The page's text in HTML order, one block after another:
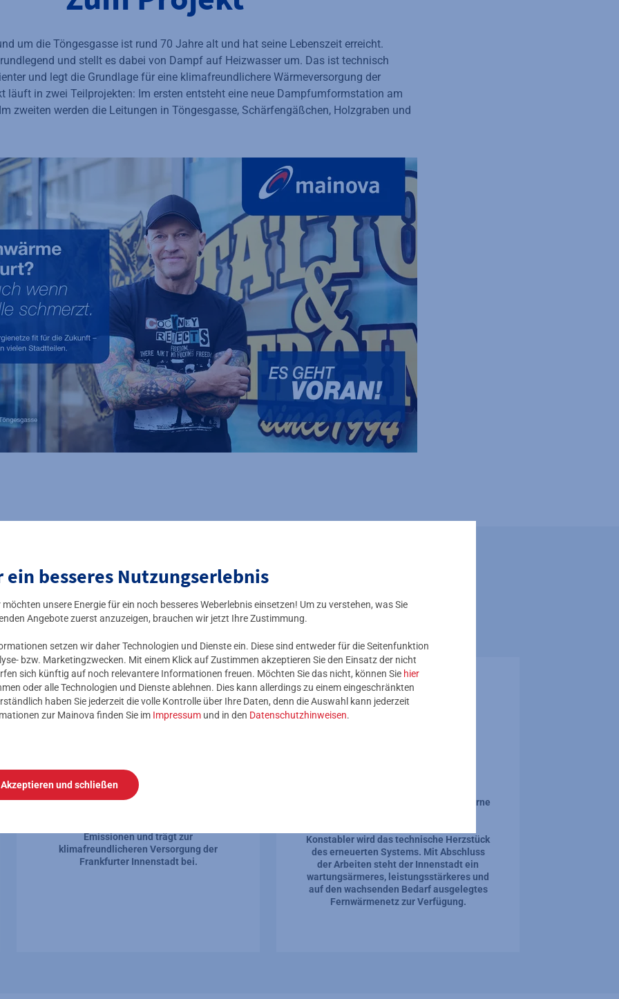
besseres Nutzungserlebnis
unsere Energie für ein noch besseres Weberlebnis einsetzen! Um zu verstehen, was Sie
Angebote zuerst anzuzeigen, brauchen wir jetzt Ihre Zustimmung.
setzen wir daher Technologien und Dienste ein. Diese sind entweder für die Seitenfunktion
bzw. Marketingzwecken. Mit einem Klick auf Zustimmen akzeptieren Sie den Einsatz der nicht
sich künftig auf noch relevantere Informationen freuen. Möchten Sie das nicht, können Sie hier
oder alle Technologien und Dienste ablehnen. Dies kann allerdings zu einem eingeschränkten
haben Sie jederzeit die volle Kontrolle über Ihre Daten, denn die Auswahl kann jederzeit
zur Mainova finden Sie im Impressum und in den Datenschutzhinweisen.
Akzeptieren und schließen
um die Töngesgasse ist rund 70 Jahre alt und hat seine Lebenszeit erreicht.
und stellt es dabei von Dampf auf Heizwasser um. Das ist technisch
und legt die Grundlage für eine klimafreundlichere Wärmeversorgung der
läuft in zwei Teilprojekten: Im ersten entsteht eine neue Dampfumformstation am
zweiten werden die Leitungen in Töngesgasse, Schärfengäßchen, Holzgraben und
Vorteile auf einen Blick
Die Umstellung von Dampf auf Heizwasser
macht die Wärmeversorgung effizienter:
Heizwassernetze verlieren weniger
Emissionen und trägt zur
klimafreundlicheren Versorgung der
Frankfurter Innenstadt bei.
Das alte Leitungsnetz wird durch moderne
Konstabler wird das technische Herzstück
des erneuerten Systems. Mit Abschluss
der Arbeiten steht der Innenstadt ein
wartungsärmeres, leistungsstärkeres und
auf den wachsenden Bedarf ausgelegtes
Fernwärmenetz zur Verfügung.